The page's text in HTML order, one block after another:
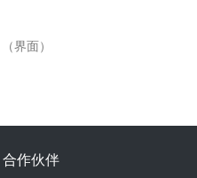
界面）
合作伙伴